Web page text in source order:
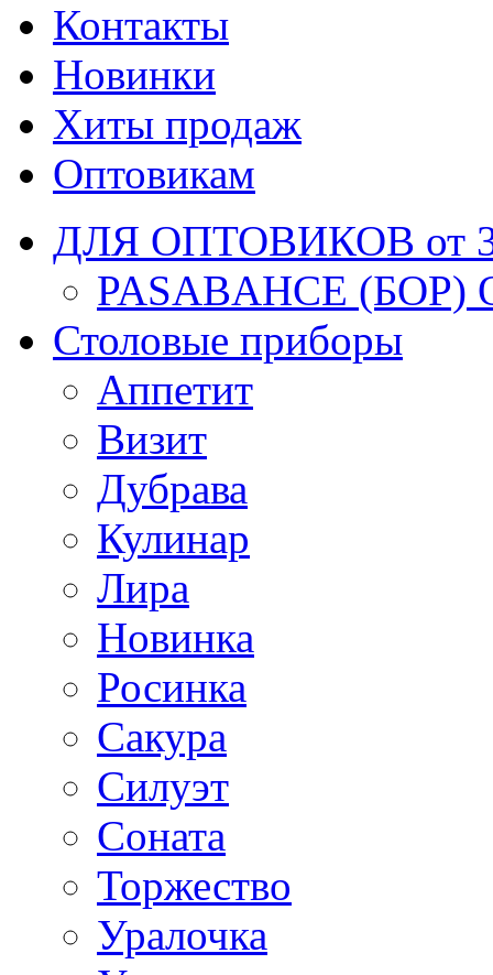
Контакты
Новинки
Хиты продаж
Оптовикам
ДЛЯ ОПТОВИКОВ от
PASABAHCE (БОР)
Столовые приборы
Аппетит
Визит
Дубрава
Кулинар
Лира
Новинка
Росинка
Сакура
Силуэт
Соната
Торжество
Уралочка